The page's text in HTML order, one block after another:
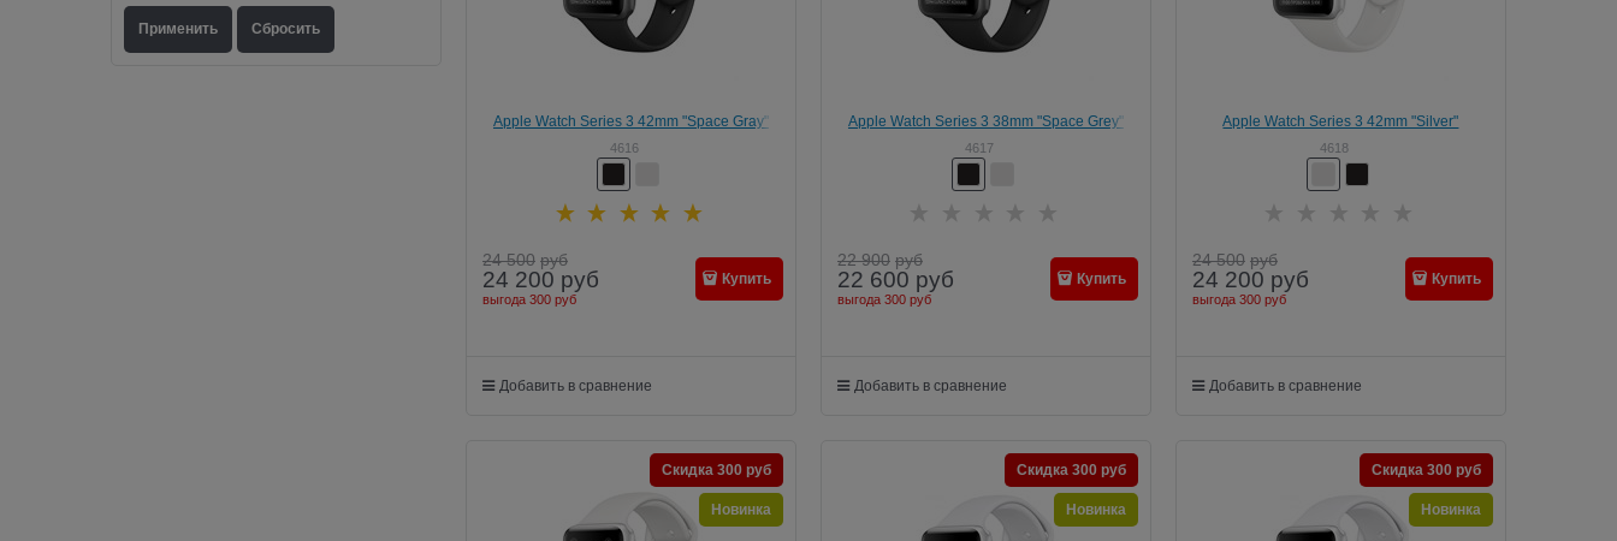
Apple Watch Series 3 42mm "Space Gray"
4616
24 500 руб
24 200 руб
выгода 300 руб
Купить
Добавить в сравнение
Apple Watch Series 3 38mm "Space Grey"
4617
22 900 руб
22 600 руб
выгода 300 руб
Купить
Добавить в сравнение
Apple Watch Series 3 42mm "Silver"
4618
24 500 руб
24 200 руб
выгода 300 руб
Купить
Добавить в сравнение
Скидка 300 руб
Новинка
Скидка 300 руб
Новинка
Скидка 300 руб
Новинка